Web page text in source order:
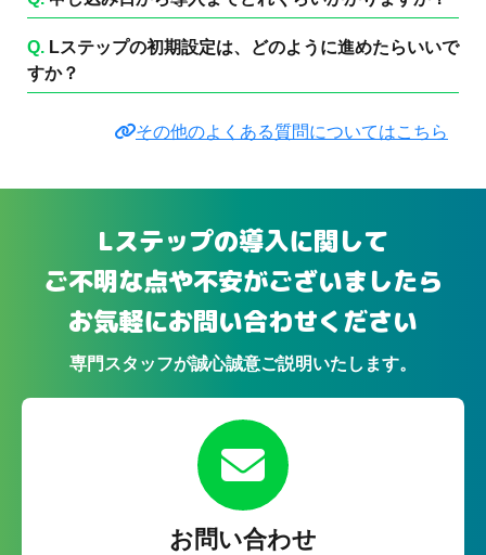
Q. Lステップの初期設定は、どのように進めたらいいで
すか？
その他のよくある質問についてはこちら
Lステップの導入に関して
ご不明な点や不安がございましたら
お気軽にお問い合わせください
専門スタッフが誠心誠意ご説明いたします。
お問い合わせ